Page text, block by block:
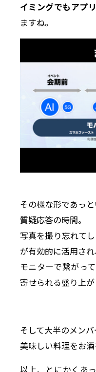
イミングでもアプ
ますね。
その様な形であっ
質疑応答の時間。
写真を撮り忘れて
が有効的に活用され
モニターで繋がっ
寄せられる盛り上が
そして大半のメン
美味しい料理をお
以上、とにかくあ